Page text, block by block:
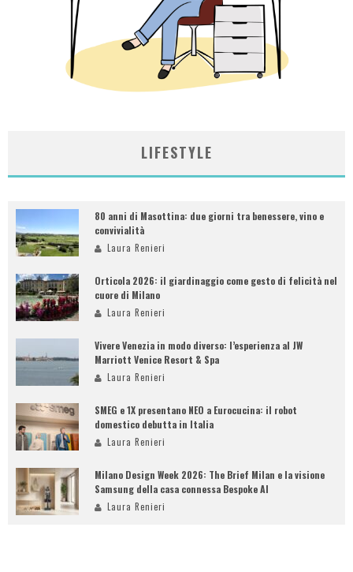
LIFESTYLE
80 anni di Masottina: due giorni tra benessere, vino e
convivialità
Laura Renieri
Orticola 2026: il giardinaggio come gesto di felicità nel
cuore di Milano
Laura Renieri
Vivere Venezia in modo diverso: l’esperienza al JW
Marriott Venice Resort & Spa
Laura Renieri
SMEG e 1X presentano NEO a Eurocucina: il robot
domestico debutta in Italia
Laura Renieri
Milano Design Week 2026: The Brief Milan e la visione
Samsung della casa connessa Bespoke AI
Laura Renieri